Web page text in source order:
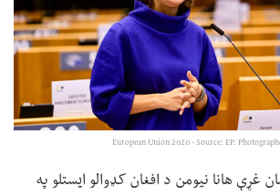
غړې هانا نیومن د افغان کډوالو ایستلو په